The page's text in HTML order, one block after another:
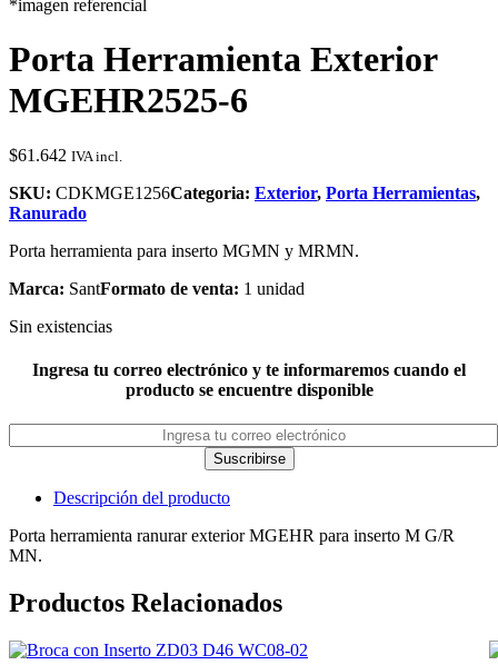
*imagen referencial
Porta Herramienta Exterior
MGEHR2525-6
$61.642 IVA incl.
SKU: CDKMGE1256Categoria: Exterior, Porta Herramientas,
Ranurado
Porta herramienta para inserto MGMN y MRMN.
Marca: SantFormato de venta: 1 unidad
Sin existencias
Ingresa tu correo electrónico y te informaremos cuando el
producto se encuentre disponible
Suscribirse
Descripción del producto
Porta herramienta ranurar exterior MGEHR para inserto M G/R
MN.
Productos Relacionados